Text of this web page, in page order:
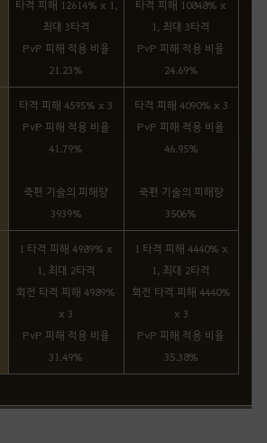
타격 피해 12614% x 1,
최대 3타격
PvP 피해 적용 비율
21.23%
타격 피해 10848% x
1, 최대 3타격
PvP 피해 적용 비율
24.69%
타격 피해 4595% x 3
PvP 피해 적용 비율
41.79%
죽편 기술의 피해량
3939%
타격 피해 4090% x 3
PvP 피해 적용 비율
46.95%
죽편 기술의 피해량
3506%
1 타격 피해 4989% x
1, 최대 2타격
회전 타격 피해 4989%
x 3
PvP 피해 적용 비율
31.49%
1 타격 피해 4440% x
1, 최대 2타격
회전 타격 피해 4440%
x 3
PvP 피해 적용 비율
35.38%